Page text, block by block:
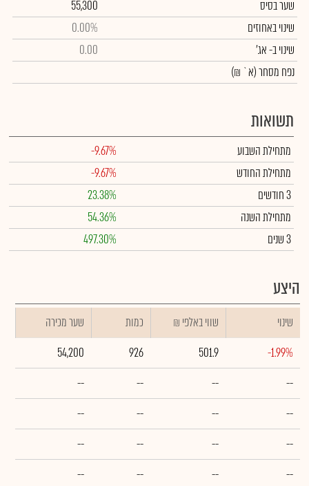
שער בסיס
55,300
שינוי באחוזים
0.00%
שינויב- אג'
0.00
נפח מסחר(א` ₪)
תשואות
מתחילת השבוע
-9.67%
מתחילת החודש
-9.67%
3 חודשים
23.38%
מתחילת השנה
54.36%
3 שנים
497.30%
היצע
שינוי ₪ שווי באלפי כמות
שער מכירה
-1.99%
501.9
926
54,200
--
--
--
--
--
--
--
--
--
--
--
--
--
--
--
--